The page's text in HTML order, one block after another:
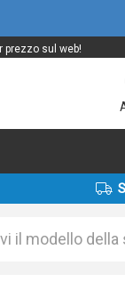
prezzo sul web!